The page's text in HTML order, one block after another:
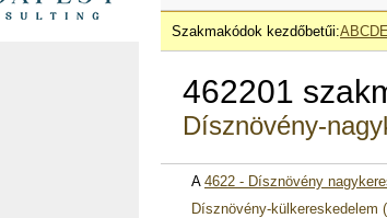
Szakmakódok kezdőbetűi:ABCDE
462201
Dísznövény-
A 4622 - Dísznövény
Dísznövény-külkereskedelem